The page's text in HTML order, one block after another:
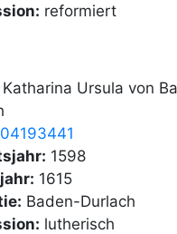
reformiert
Katharina Ursula von
1598
1615
Baden-Durlach
lutherisch